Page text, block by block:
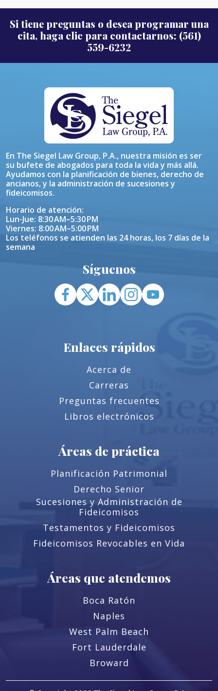
Si tiene preguntas o desea programar una
cita, haga clic para contactarnos: (561)
559-6232
En The Siegel Law Group, P.A., nuestra misión es ser
su bufete de abogados para toda la vida y más allá.
Ayudamos con la planificación de bienes, derecho de
ancianos, y la administración de sucesiones y
fideicomisos.
Horario de atención:
Lun-Jue: 8:30 AM–5:30 PM
Viernes: 8:00 AM–5:00 PM
Los teléfonos se atienden las 24 horas, los 7 días de la
semana
Síguenos
Enlaces rápidos
Acerca de
Carreras
Preguntas frecuentes
Libros electrónicos
Áreas de práctica
Planificación Patrimonial
Derecho Senior
Sucesiones y Administración de
Fideicomisos
Testamentos y Fideicomisos
Fideicomisos Revocables en Vida
Áreas que atendemos
Boca Ratón
Naples
West Palm Beach
Fort Lauderdale
Broward